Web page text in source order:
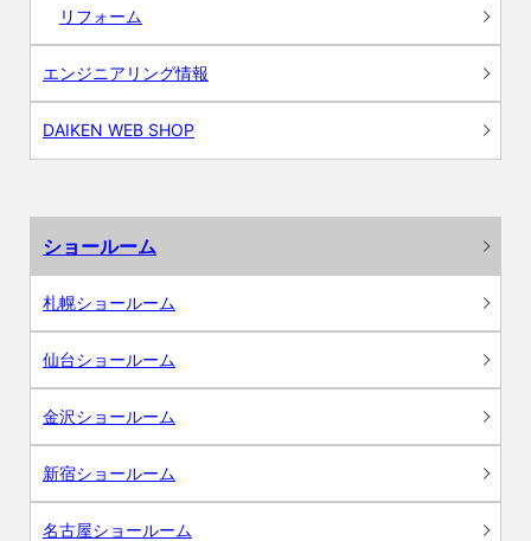
リフォーム
エンジニアリング情報
DAIKEN WEB SHOP
ショールーム
札幌ショールーム
仙台ショールーム
金沢ショールーム
新宿ショールーム
名古屋ショールーム